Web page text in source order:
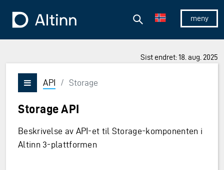
Vis/skjul
Søk
Sist endret: 18. aug. 2025
Vis/skjul meny
API / Storage
Storage API
Beskrivelse av API-et til Storage-komponenten i
Altinn 3-plattformen